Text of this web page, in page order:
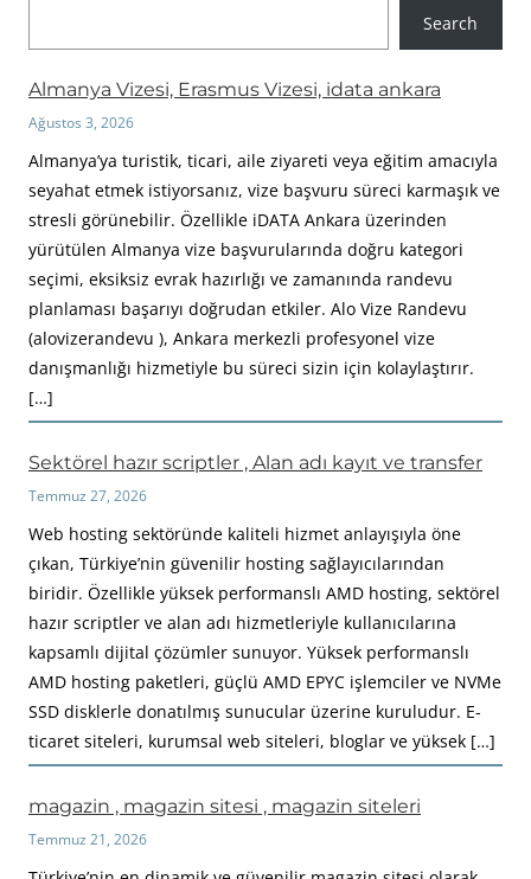
Search
Almanya Vizesi, Erasmus Vizesi, idata ankara
Ağustos 3, 2026
Almanya’ya turistik, ticari, aile ziyareti veya eğitim amacıyla
seyahat etmek istiyorsanız, vize başvuru süreci karmaşık ve
stresli görünebilir. Özellikle iDATA Ankara üzerinden
yürütülen Almanya vize başvurularında doğru kategori
seçimi, eksiksiz evrak hazırlığı ve zamanında randevu
planlaması başarıyı doğrudan etkiler. Alo Vize Randevu
(alovizerandevu ), Ankara merkezli profesyonel vize
danışmanlığı hizmetiyle bu süreci sizin için kolaylaştırır.
[…]
Sektörel hazır scriptler , Alan adı kayıt ve transfer
Temmuz 27, 2026
Web hosting sektöründe kaliteli hizmet anlayışıyla öne
çıkan, Türkiye’nin güvenilir hosting sağlayıcılarından
biridir. Özellikle yüksek performanslı AMD hosting, sektörel
hazır scriptler ve alan adı hizmetleriyle kullanıcılarına
kapsamlı dijital çözümler sunuyor. Yüksek performanslı
AMD hosting paketleri, güçlü AMD EPYC işlemciler ve NVMe
SSD disklerle donatılmış sunucular üzerine kuruludur. E-
ticaret siteleri, kurumsal web siteleri, bloglar ve yüksek […]
magazin , magazin sitesi , magazin siteleri
Temmuz 21, 2026